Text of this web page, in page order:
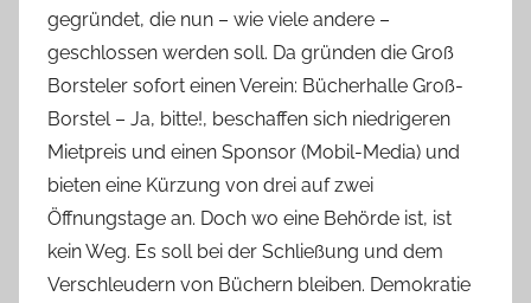
gegründet, die nun – wie viele andere –
geschlossen werden soll. Da gründen die Groß
Borsteler sofort einen Verein: Bücherhalle Groß-
Borstel – Ja, bitte!, beschaffen sich niedrigeren
Mietpreis und einen Sponsor (Mobil-Media) und
bieten eine Kürzung von drei auf zwei
Öffnungstage an. Doch wo eine Behörde ist, ist
kein Weg. Es soll bei der Schließung und dem
Verschleudern von Büchern bleiben. Demokratie